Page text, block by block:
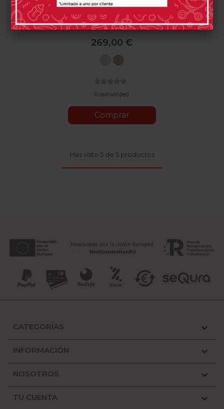
Cuna Cotinfant Tesori
269,00 €
Blanco
Beige
0 opinión(es)
Comprar
Has visto 5 de 5 productos
CATEGORÍAS 
INFORMACIÓN 
NOSOTROS 
TU CUENTA 